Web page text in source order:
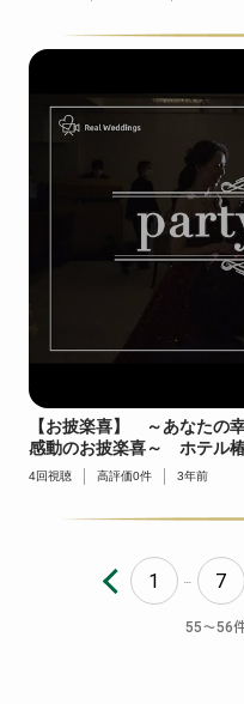
【お披楽喜】 ～あなたの
感動のお披楽喜～ ホテル椿
4回視聴 高評価0件 3年前
1 ... 7
55〜56